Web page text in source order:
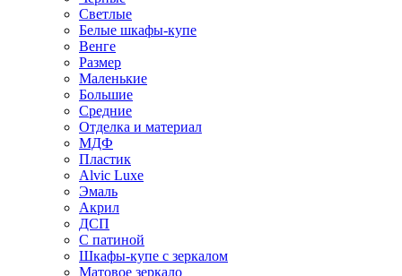
Светлые
Белые шкафы-купе
Венге
Размер
Маленькие
Большие
Средние
Отделка и материал
МДФ
Пластик
Alvic Luxe
Эмаль
Акрил
ДСП
С патиной
Шкафы-купе с зеркалом
Матовое зеркало